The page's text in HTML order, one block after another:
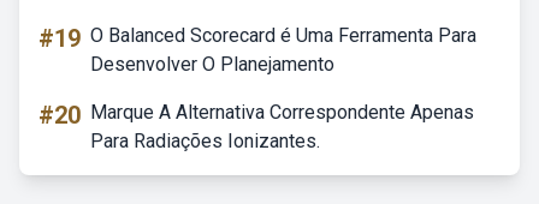
#19 O Balanced Scorecard é Uma Ferramenta Para
Desenvolver O Planejamento
#20 Marque A Alternativa Correspondente Apenas
Para Radiações Ionizantes.